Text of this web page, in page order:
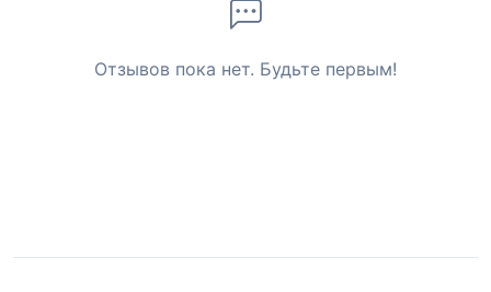
Отзывов пока нет. Будьте первым!